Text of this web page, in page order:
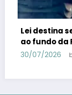
PSB
Lula –